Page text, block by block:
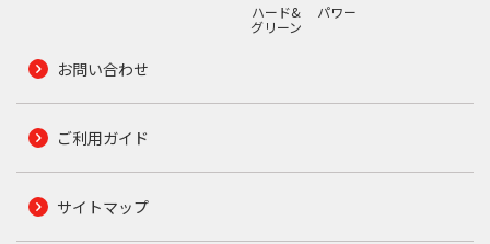
ハード&
グリーン
パワー
お問い合わせ
ご利用ガイド
サイトマップ